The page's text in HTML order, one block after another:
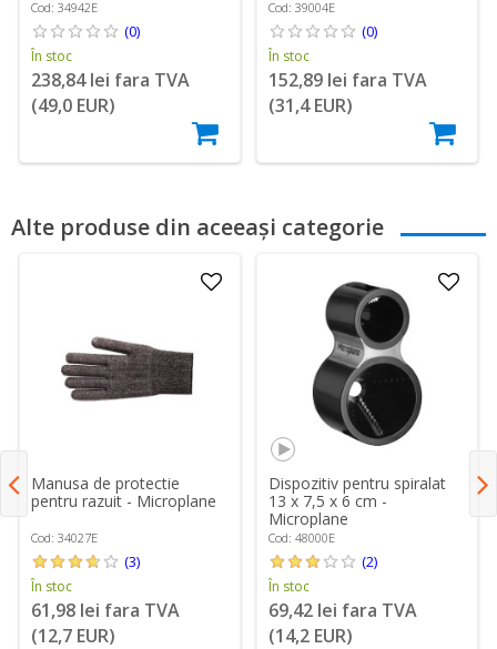
Grey - Microplane
Cod: 34942E
(0)
În stoc
238,84 lei fara TVA
(49,0 EUR)
Cod: 39004E
(0)
În stoc
152,89 lei fara TVA
(31,4 EUR)
Alte produse din aceeași categorie
Manusa de protectie
pentru razuit - Microplane
Cod: 34027E
(3)
În stoc
61,98 lei fara TVA
(12,7 EUR)
Dispozitiv pentru spiralat
13 x 7,5 x 6 cm -
Microplane
Cod: 48000E
(2)
În stoc
69,42 lei fara TVA
(14,2 EUR)